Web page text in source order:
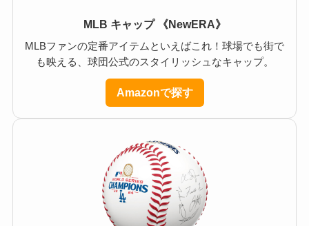
MLB キャップ 《NewERA》
MLBファンの定番アイテムといえばこれ！球場でも街で
も映える、球団公式のスタイリッシュなキャップ。
Amazonで探す